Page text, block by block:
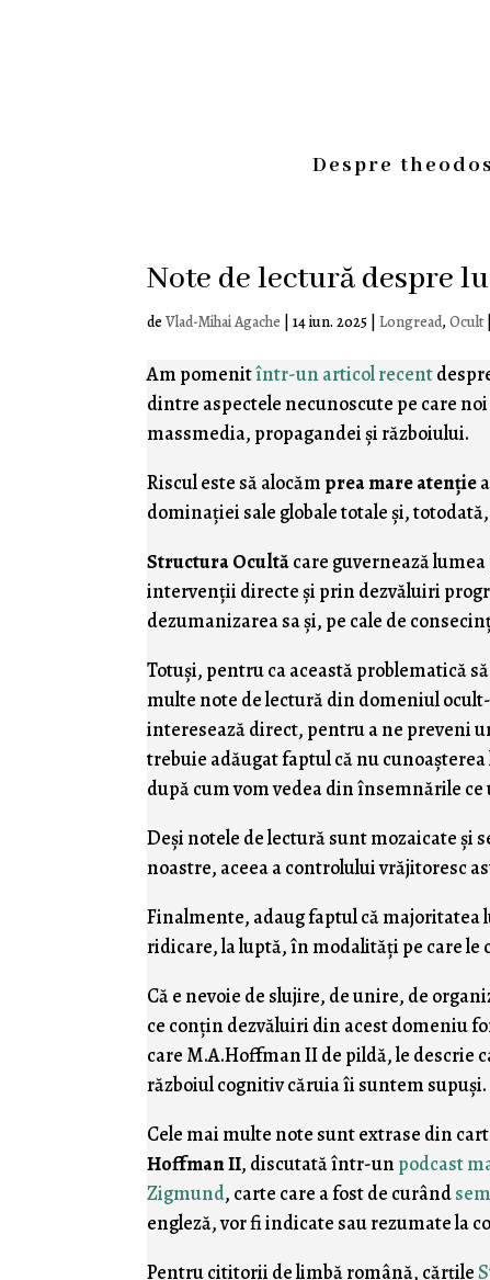
Despre
Note de lectură despre
deVlad-Mihai Agache |14 iun. 2025 |Longread,Ocult
Am pomenitîntr-un articol recent
dintre aspectele necunoscute pe care
massmedia, propagandei şi războiului.
Riscul este să alocăm prea mare atenţie
dominaţiei sale globale totale şi,
Structura Ocultăcare guvernează
intervenţii directe şi prin dezvăluiri
dezumanizarea sa şi, pe cale de
Totuşi, pentru ca această problematică
multe note de lectură din domeniul
interesează direct, pentru a ne preveni
trebuie adăugat faptul că nu
după cum vom vedea din însemnările ce
Deşi notele de lectură sunt mozaicate şi
noastre, aceea a controlului vrăjitoresc
Finalmente, adaug faptul că
ridicare, la luptă, în modalităţi pe care
Că e nevoie de slujire, de unire, de
ce conţin dezvăluiri din acest domeniu
care M.A.Hoffman II de pildă, le
războiul cognitiv căruia îi suntem supuşi.
Cele mai multe note sunt extrase din
Hoffman II, discutată într-un podcast
Zigmund, carte care a fost de curând
engleză, vor fi indicate sau rezumate la
Pentru cititorii de limbă română, cărţile